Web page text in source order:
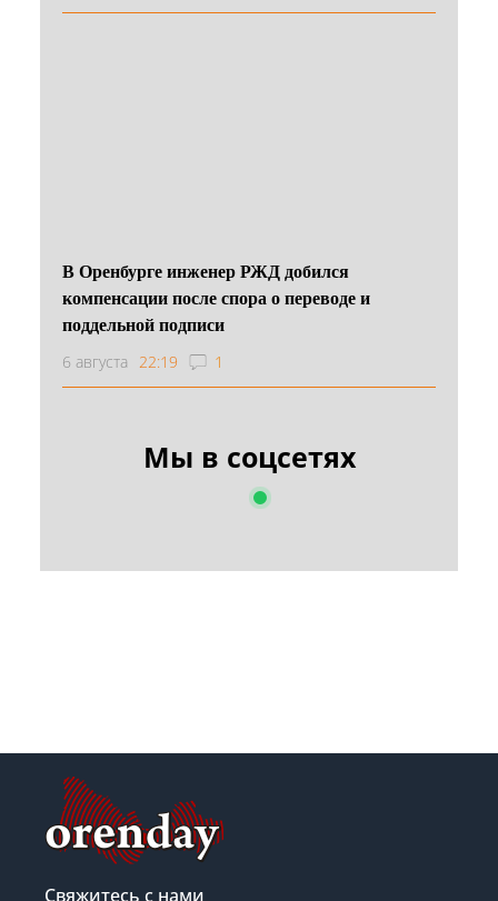
В Оренбурге инженер РЖД добился
компенсации после спора о переводе и
поддельной подписи
6 августа 22:19 1
Мы в соцсетях
Свяжитесь с нами